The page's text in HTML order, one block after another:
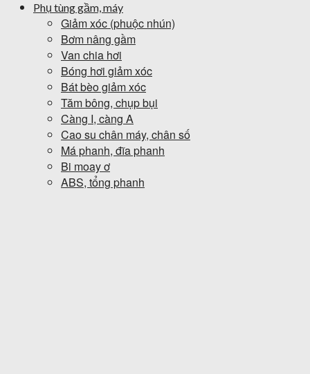
Phụ tùng gầm, máy
Giảm xóc (phuộc nhún)
Bơm nâng gầm
Van chia hơi
Bóng hơi giảm xóc
Bát bèo giảm xóc
Tăm bông, chụp bụi
Càng I, càng A
Cao su chân máy, chân số
Má phanh, đĩa phanh
Bi moay ơ
ABS, tổng phanh